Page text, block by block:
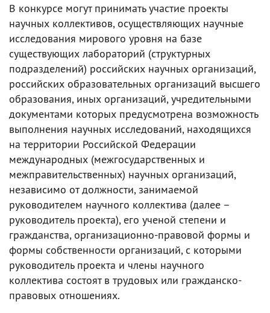
В конкурсе могут принимать участие проекты
научных коллективов, осуществляющих научные
исследования мирового уровня на базе
существующих лабораторий (структурных
подразделений) российских научных организаций,
российских образовательных организаций высшего
образования, иных организаций, учредительными
документами которых предусмотрена возможность
выполнения научных исследований, находящихся
на территории Российской Федерации
международных (межгосударственных и
межправительственных) научных организаций,
независимо от должности, занимаемой
руководителем научного коллектива (далее –
руководитель проекта), его ученой степени и
гражданства, организационно-правовой формы и
формы собственности организаций, с которыми
руководитель проекта и члены научного
коллектива состоят в трудовых или гражданско-
правовых отношениях.